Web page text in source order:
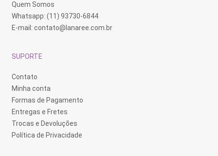
Quem Somos
Whatsapp: (11) 93730-6844
E-mail: contato@lanaree.com.br
SUPORTE
Contato
Minha conta
Formas de Pagamento
Entregas e Fretes
Trocas e Devoluções
Política de Privacidade